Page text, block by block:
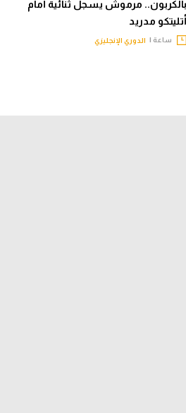
بالكربون.. مرموش يسجل ثنائية أمام
أتليتكو مدريد
ساعة | الدوري الإنجليزي